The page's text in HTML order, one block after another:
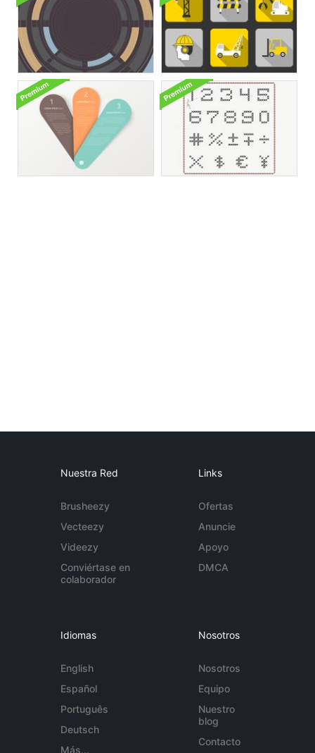
Nuestra Red
Brusheezy
Vecteezy
Videezy
Conviértase en
colaborador
Links
Ofertas
Anuncie
Apoyo
DMCA
Idiomas
English
Español
Português
Deutsch
Más...
Nosotros
Nosotros
Equipo
Nuestro
blog
Contacto